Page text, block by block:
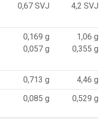
0,67 SVJ 4,2 SVJ
0,169 g
0,057 g
1,06 g
0,355 g
0,713 g
4,46 g
0,085 g 0,529 g